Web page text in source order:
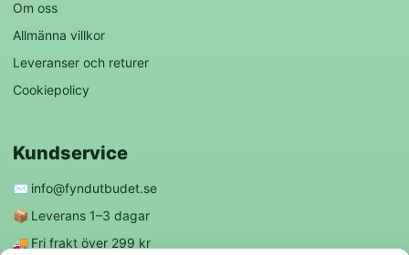
Om oss
Allmänna villkor
Leveranser och returer
Cookiepolicy
Kundservice
✉️ info@fyndutbudet.se
📦 Leverans 1–3 dagar
🚚 Fri frakt över 299 kr